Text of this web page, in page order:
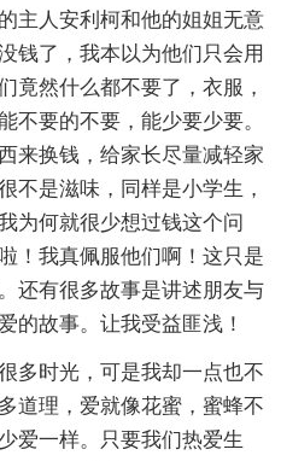
主人安利柯和他的姐姐无意
钱了，我本以为他们只会用
竟然什么都不要了，衣服，
要的不要，能少要少要。
来换钱，给家长尽量减轻家
不是滋味，同样是小学生，
为何就很少想过钱这个问
！我真佩服他们啊！这只是
还有很多故事是讲述朋友与
的故事。让我受益匪浅！
多时光，可是我却一点也不
道理，爱就像花蜜，蜜蜂不
爱一样。只要我们热爱生